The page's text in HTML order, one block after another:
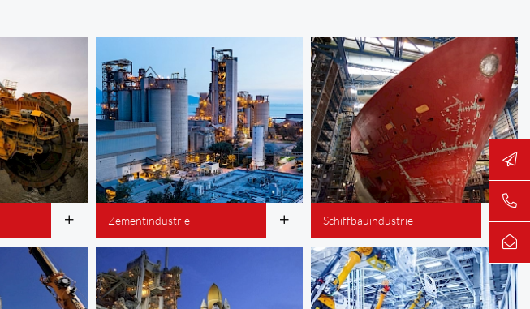
Zementindustrie Schiffbauindustrie